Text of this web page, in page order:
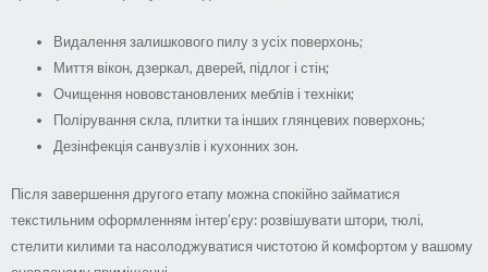
Видалення залишкового пилу з усіх поверхонь;
Миття вікон, дзеркал, дверей, підлог і стін;
Очищення нововстановлених меблів і техніки;
Полірування скла, плитки та інших глянцевих поверхонь;
Дезінфекція санвузлів і кухонних зон.
Після завершення другого етапу можна спокійно займатися
текстильним оформленням інтер’єру: розвішувати штори, тюлі,
стелити килими та насолоджуватися чистотою й комфортом у вашому